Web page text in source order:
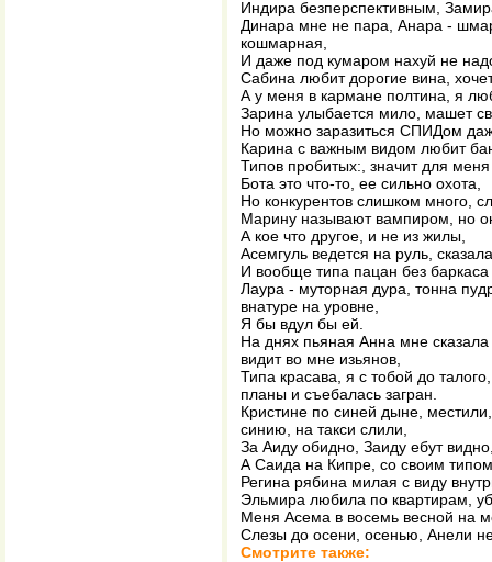
Индира безперспективным,
Динара мне не пара, Анара -
кошмарная,
И даже под кумаром нахуй не
Сабина любит дорогие вина,
А у меня в кармане полтина, я
Зарина улыбается мило, машет
Но можно заразиться СПИДом
Карина с важным видом любит
Типов пробитых:, значит для
Бота это что-то, ее сильно охота,
Но конкурентов слишком много,
Марину называют вампиром, но
А кое что другое, и не из жилы,
Асемгуль ведется на руль,
И вообще типа пацан без баркаса
Лаура - муторная дура, тонна
внатуре на уровне,
Я бы вдул бы ей.
На днях пьяная Анна мне
видит во мне изьянов,
Типа красава, я с тобой до
планы и съебалась загран.
Кристине по синей дыне,
синию, на такси слили,
За Аиду обидно, Заиду ебут
А Саида на Кипре, со своим
Регина рябина милая с виду
Эльмира любила по квартирам,
Меня Асема в восемь весной на
Слезы до осени, осенью, Анели
Смотрите также: